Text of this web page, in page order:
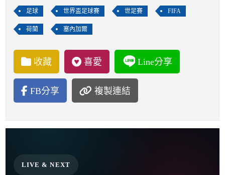
足球 世界盃足球賽 世足賽 FIFA
荷蘭 塞內加爾
收藏 喜愛 Line分享
FB分享 複製連結
LIVE & NEXT